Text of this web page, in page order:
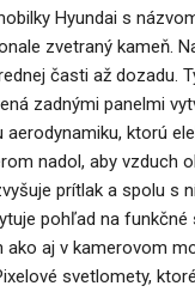
Hyundai s
zvetraný kameň.
časti až dozadu.
zadnými panelmi
aerodynamiku, ktorú
nadol, aby vzduch
prítlak a spolu s
pohľad na
aj v kamerovom
svetlomety,
GLA mieša
s elektrinou
31, 2026 0